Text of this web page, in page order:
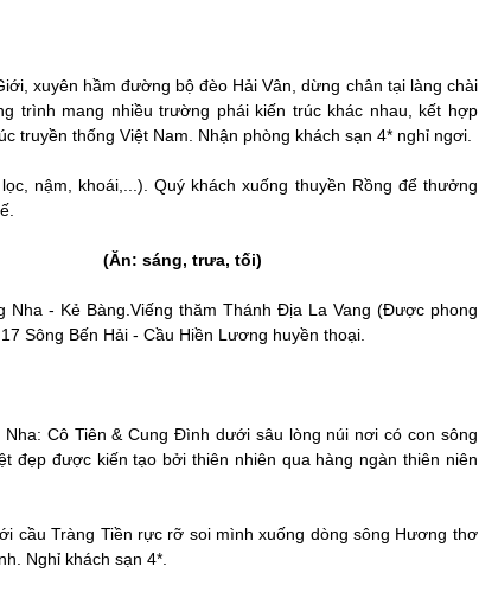
xuyên hầm đường bộ đèo Hải Vân, dừng chân tại làng chài
trình mang nhiều trường phái kiến trúc khác nhau, kết hợp
truyền thống Việt Nam. Nhận phòng khách sạn 4* nghỉ ngơi.
nậm, khoái,...). Quý khách xuống thuyền Rồng để thưởng
NHA (Ăn: sáng, trưa, tối)
Nha - Kẻ Bàng.Viếng thăm Thánh Địa La Vang (Được phong
Sông Bến Hải - Cầu Hiền Lương huyền thoại.
Cô Tiên & Cung Đình dưới sâu lòng núi nơi có con sông
đẹp được kiến tạo bởi thiên nhiên qua hàng ngàn thiên niên
cầu Tràng Tiền rực rỡ soi mình xuống dòng sông Hương thơ
Nghỉ khách sạn 4*.